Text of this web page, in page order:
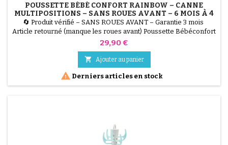
POUSSETTE BÉBÉ CONFORT RAINBOW – CANNE
MULTIPOSITIONS – SANS ROUES AVANT – 6 MOIS À 4
ANS – MINERAL GRAPHITE
🔄 Produit vérifié – SANS ROUES AVANT – Garantie 3 mois
Article retourné (manque les roues avant) Poussette Bébéconfort
Rainbow, légère, compacte et multipositions. Utilisable de 6 mois
réutilisation ou pièces. Coloris Mineral Graphite (gris).
Prix
29,90 €
 Ajouter au panier
 Derniers articles en stock